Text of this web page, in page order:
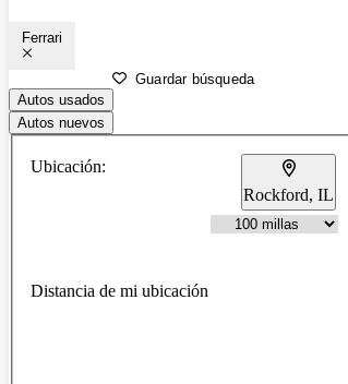
Ferrari
Guardar búsqueda
Autos usados
Autos nuevos
Ubicación:
Rockford, IL
Distancia de mi ubicación